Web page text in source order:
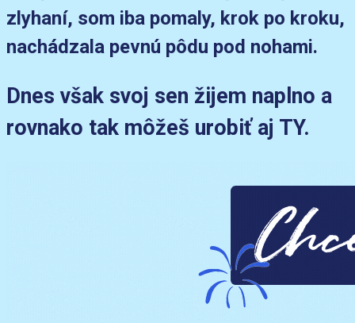
zlyhaní, som iba pomaly, krok po kroku,
nachádzala pevnú pôdu pod nohami.
Dnes však svoj sen žijem naplno a
rovnako tak môžeš urobiť aj TY.